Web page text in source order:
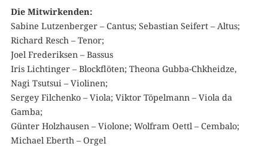
Die Mitwirkenden:
Sabine Lutzenberger – Cantus; Sebastian Seifert – Altus;
Richard Resch – Tenor;
Joel Frederiksen – Bassus
Iris Lichtinger – Blockflöten; Theona Gubba-Chkheidze,
Nagi Tsutsui – Violinen;
Sergey Filchenko – Viola; Viktor Töpelmann – Viola da
Gamba;
Günter Holzhausen – Violone; Wolfram Oettl – Cembalo;
Michael Eberth – Orgel